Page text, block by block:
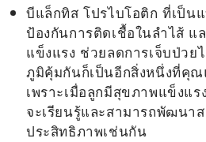
บีแล็กทิส โปรไบโอติก ที่เป็น
ป้องกันการติดเชื้อในลำไส้
แข็งแรง ช่วยลดการเจ็บป่วย
ภูมิคุ้มกันก็เป็นอีกสิ่งหนึ่งที่คุ
เพราะเมื่อลูกมีสุขภาพแข็งแ
จะเรียนรู้และสามารถพัฒนา
ประสิทธิภาพเช่นกัน